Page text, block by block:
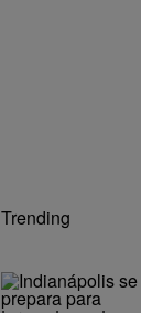
Trending